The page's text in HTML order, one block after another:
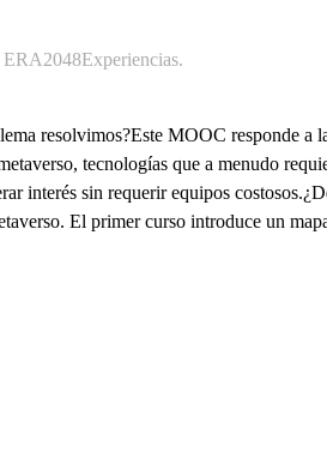
ERA2048Experiencias.
resolvimos?Este MOOC responde a
tecnologías que a menudo
interés sin requerir equipos
El primer curso introduce un